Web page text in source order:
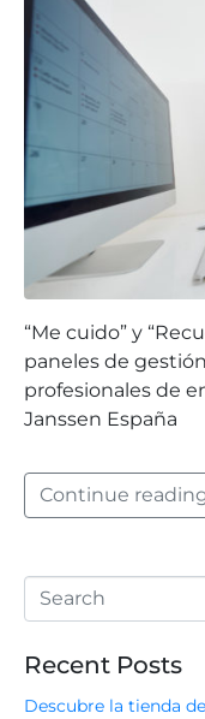
“Me cuido” y
paneles de
profesionales de
Janssen España
Continue
Recent Posts
Descubre la tienda